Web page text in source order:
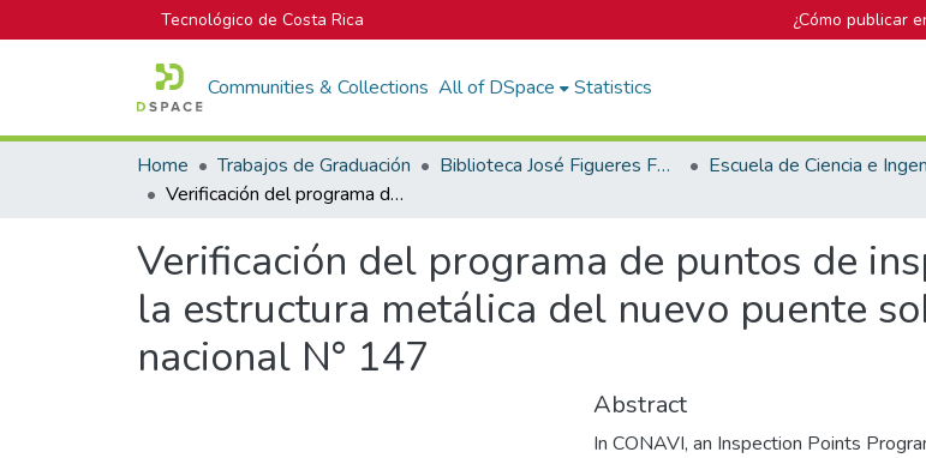
Tecnológico de Costa Rica ¿Cómo publicar
Communities & Collections All of DSpace Statistics
Home Trabajos de Graduación Biblioteca José Figueres Ferrer
Verificación del programa de puntos de inspección (PPI) ejecutado para la estructura metálica del nuevo puente sobre el río Virilla en la ruta nacional N° 147
Verificación del programa de puntos de
la estructura metálica del nuevo puente
nacional N° 147
Abstract
In CONAVI, an Inspection Points